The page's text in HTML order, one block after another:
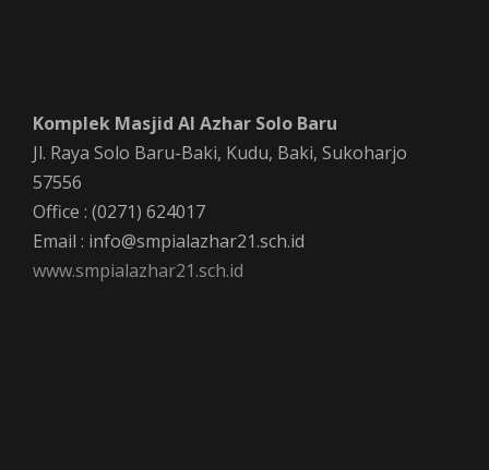
Komplek Masjid Al Azhar Solo Baru
Jl. Raya Solo Baru-Baki, Kudu, Baki, Sukoharjo
57556
Office : (0271) 624017
Email : info@smpialazhar21.sch.id
www.smpialazhar21.sch.id